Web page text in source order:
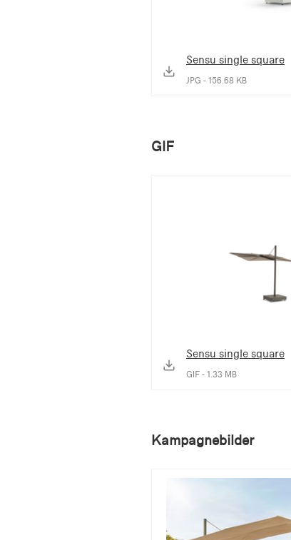
Sensu single square
JPG - 156.68 KB
GIF
Sensu single square
GIF - 1.33 MB
Kampagnebilder